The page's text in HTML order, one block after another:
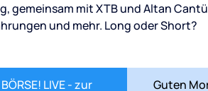
gemeinsam mit XTB und Altan
und mehr. Long oder Short?
LIVE - zur
Guten